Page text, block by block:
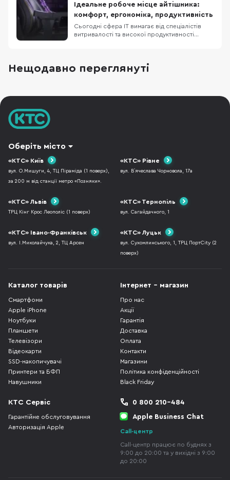
робоче місце, ця стаття допоможе
визначитися із вибором. Чому важливо
правильно організувати геймерськ
Ідеальне робоче місце айтішника:
комфорт, ергономіка, продуктивність
Сьогодні сфера IT вимагає від спеціалістів
витривалості та високої продуктивності
інвестицій у власне здоров’я та ефективність.
Ми переконані, що секрет успішної та
Нещодавно переглянуті
Оберіть місто
«КТС» Київ
вул. О.Мишуги, 4, ТЦ Піраміда (1 поверх),
за 200 м від станції метро «Позняки».
«КТС» Рівне
вул. В`ячеслава Чорновола, 17а
«КТС» Львів
ТРЦ Кінг Крос Леополіс (1 поверх)
«КТС» Тернопіль
вул. Сагайдачного, 1
«КТС» Івано-Франківськ
вул. І.Миколайчука, 2, ТЦ Арсен
«КТС» Луцьк
вул. Сухомлинського, 1, ТРЦ ПортCity (2
поверх)
Каталог товарів
Смартфони
Apple iPhone
Ноутбуки
Планшети
Телевізори
Відеокарти
SSD-накопичувачі
Принтери та БФП
Навушники
Інтернет - магазин
Про нас
Акції
Гарантія
Доставка
Оплата
Контакти
Магазини
Політика конфіденційності
Black Friday
КТС Сервіс
Гарантійне обслуговування
Авторизація Apple
0 800 210-484
Apple Business Chat
Call-центр
Call-центр працює по буднях з
9:00 до 20:00 та у вихідні з 9:00
до 20:00